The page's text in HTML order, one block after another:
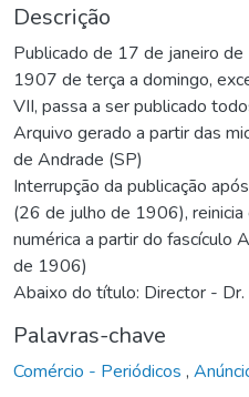
Descrição
Publicado de 17 de janeiro
1907 de terça a domingo,
VII, passa a ser publicado
Arquivo gerado a partir das
de Andrade (SP)
Interrupção da publicação
(26 de julho de 1906), reinicia
numérica a partir do fascículo
de 1906)
Abaixo do título: Director - Dr.
Palavras-chave
Comércio - Periódicos ,